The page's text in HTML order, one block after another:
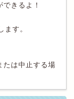
きるよ！
す。
たは中止する場